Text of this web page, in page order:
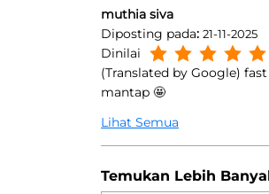
muthia siva
Diposting pada: 21-11-2025
Dinilai
(Translated by Google)
mantap 🤩
Lihat Semua
Temukan Lebih